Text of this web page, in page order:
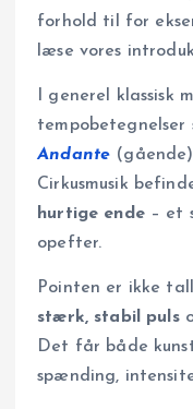
forhold til for
læse vores
I generel klassisk
tempobetegnelser
Andante
Cirkusmusik
hurtige ende– et
opefter.
Pointen er ikke
stærk, stabil puls
Det får både
spænding,